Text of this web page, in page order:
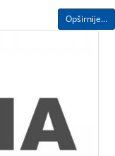
Opširnije...